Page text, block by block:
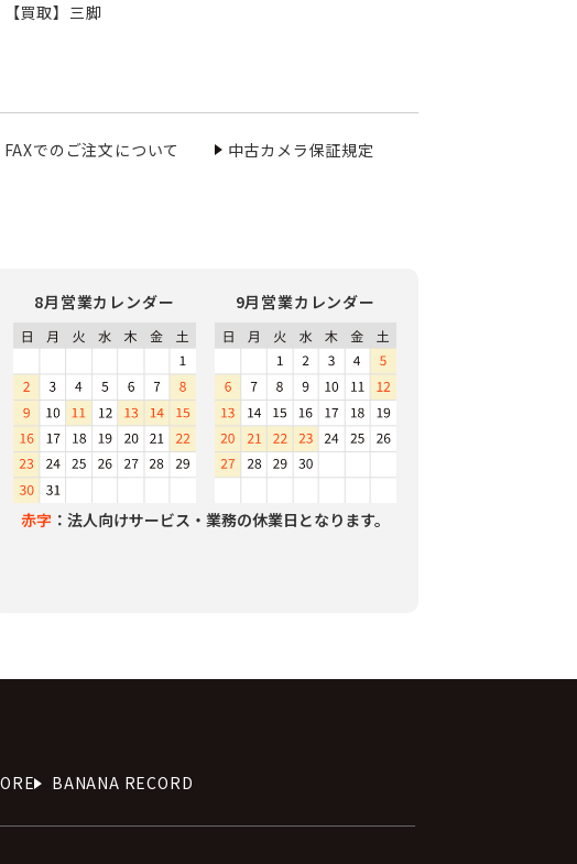
【買取】三脚
FAXでのご注文について 中古カメラ保証規定
8月営業カレンダー 9月営業カレンダー
赤字 ：法人向けサービス・業務の休業日となります。
BANANA RECORD